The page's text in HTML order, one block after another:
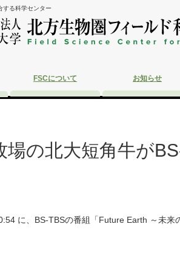
する科学センター
FSCについて お知らせ
場の北大短角牛が
に、BS-TBSの番組「Future Earth ～未